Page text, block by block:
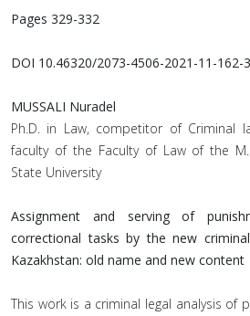
Pages 329-332
DOI 10.46320/2073-4506-2021-11-162-
MUSSALI Nuradel
Ph.D. in Law, competitor of Criminal
faculty of the Faculty of Law of the
State University
Assignment and serving of
correctional tasks by the new
Kazakhstan: old name and new content
This work is a criminal legal analysis of